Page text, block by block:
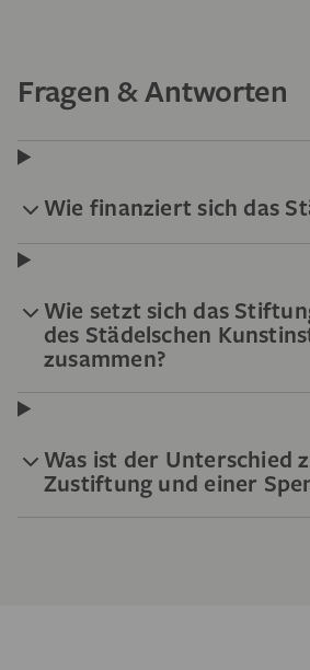
Fragen & Antworten
Wie finanziert sich das
Wie setzt sich das
des Städelschen
zusammen?
Was ist der Unterschied
Zustiftung und einer